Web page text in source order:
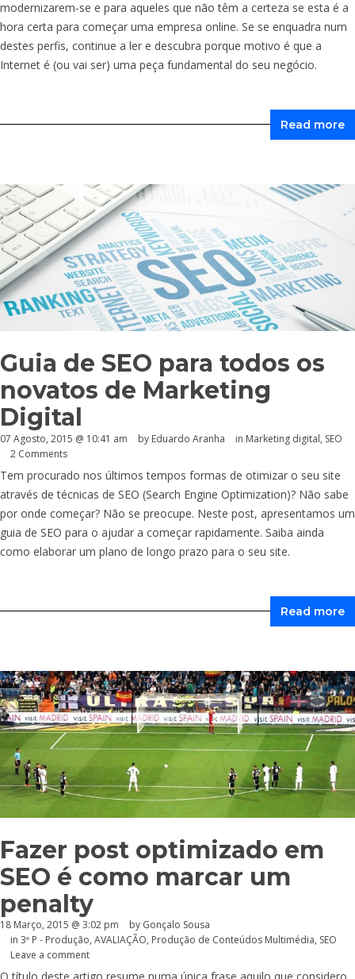
modernizarem-se e para aqueles que não têm a certeza se esta é a
hora certa para começar uma empresa online. Se se enquadra num
destes perfis, continue a ler e descubra porque motivo é que a
Internet é (ou vai ser) uma peça fundamental do seu negócio.
Read more
Guia de SEO para todos os
novatos de Marketing
Digital
07 Agosto, 2015 @ 10:41 am by Eduardo Aranha in Marketing digital, SEO
2 Comments
Tem procurado nos últimos tempos formas de otimizar o seu site
através de técnicas de SEO (Search Engine Optimization)? Não sabe
por onde começar? Não se preocupe. Neste post, apresentamos um
guia de SEO para o ajudar a começar rapidamente. Saiba ainda
como elaborar um plano de longo prazo para o seu site.
Read more
Fazer post optimizado em
SEO é como marcar um
penalty
18 Março, 2015 @ 3:02 pm by Gonçalo Sousa
in 3º P - Produção, AVALIAÇÃO, Produção de Conteúdos Multimédia, SEO
Leave a comment